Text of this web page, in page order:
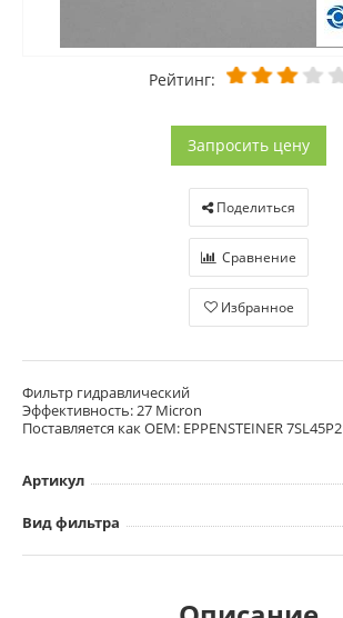
Рейтинг:
Запросить цену
Поделиться
Сравнение
Избранное
Фильтр гидравлический
Эффективность: 27 Micron
Поставляется как OEM: EPPENSTEINER 7SL45P2
Артикул
Вид фильтра